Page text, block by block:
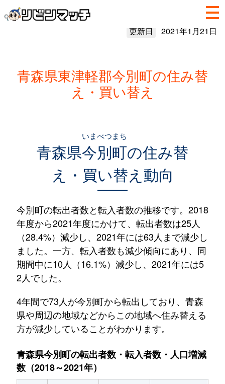
更新日 2021年1月21日
青森県東津軽郡今別町の住み替
え・買い替え
青森県今別町
いまべつまち
の住み替
え・買い替え動向
今別町の転出者数と転入者数の推移です。2018
年度から2021年度にかけて、転出者数は25人
（28.4%）減少し、2021年には63人まで減少し
ました。一方、転入者数も減少傾向にあり、同
期間中に10人（16.1%）減少し、2021年には5
2人でした。
4年間で73人が今別町から転出しており、青森
県や周辺の地域などからこの地域へ住み替える
方が減少していることがわかります。
青森県今別町の転出者数・転入者数・人口増減
数（2018～2021年）